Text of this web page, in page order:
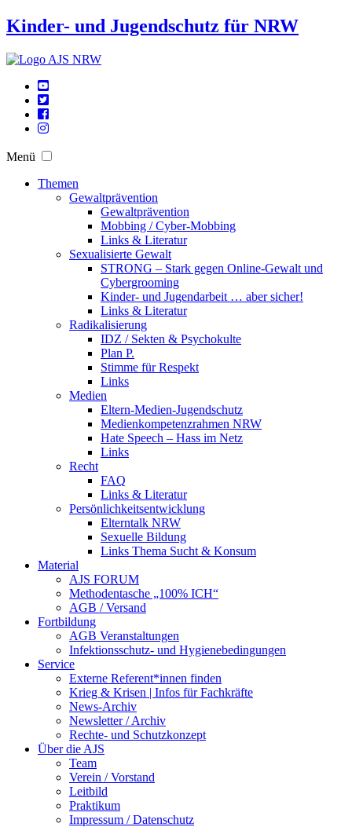
Kinder- und Jugendschutz für NRW
Menü
Themen
Gewaltprävention
Gewaltprävention
Mobbing / Cyber-Mobbing
Links & Literatur
Sexualisierte Gewalt
STRONG – Stark gegen Online-Gewalt und
Cybergrooming
Kinder- und Jugendarbeit … aber sicher!
Links & Literatur
Radikalisierung
IDZ / Sekten & Psychokulte
Plan P.
Stimme für Respekt
Links
Medien
Eltern-Medien-Jugendschutz
Medienkompetenzrahmen NRW
Hate Speech – Hass im Netz
Links
Recht
FAQ
Links & Literatur
Persönlichkeitsentwicklung
Elterntalk NRW
Sexuelle Bildung
Links Thema Sucht & Konsum
Material
AJS FORUM
Methodentasche „100% ICH“
AGB / Versand
Fortbildung
AGB Veranstaltungen
Infektionsschutz- und Hygienebedingungen
Service
Externe Referent*innen finden
Krieg & Krisen | Infos für Fachkräfte
News-Archiv
Newsletter / Archiv
Rechte- und Schutzkonzept
Über die AJS
Team
Verein / Vorstand
Leitbild
Praktikum
Impressum / Datenschutz